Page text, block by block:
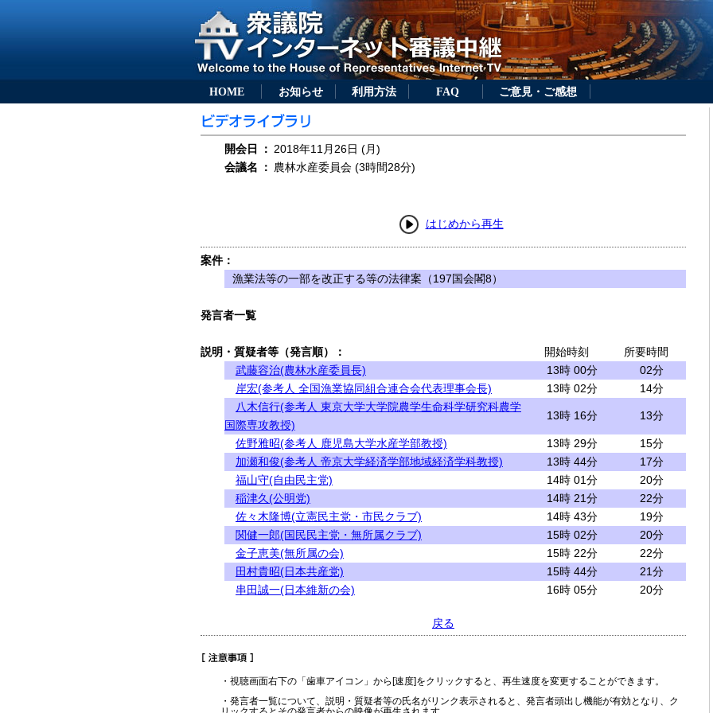
HOME お知らせ 利用方法 FAQ ご意見・ご感想
開会日 ： 2018年11月26日 (月)
会議名
： 農林水産委員会 (3時間28分)
はじめから再生
案件：
漁業法等の一部を改正する等の法律案（197国会閣8）
発言者一覧
説明・質疑者等（発言順）： 開始時刻
所要時間
武藤容治(農林水産委員長)
13時 00分
02分
岸宏(参考人 全国漁業協同組合連合会代表理事会長)
13時 02分
14分
八木信行(参考人 東京大学大学院農学生命科学研究科農学
国際専攻教授)
13時 16分 13分
佐野雅昭(参考人 鹿児島大学水産学部教授) 13時 29分
15分
加瀬和俊(参考人 帝京大学経済学部地域経済学科教授)
13時 44分
17分
福山守(自由民主党)
14時 01分
20分
稲津久(公明党)
14時 21分
22分
佐々木隆博(立憲民主党・市民クラブ)
14時 43分
19分
関健一郎(国民民主党・無所属クラブ)
15時 02分
20分
金子恵美(無所属の会)
15時 22分
22分
田村貴昭(日本共産党)
15時 44分
21分
串田誠一(日本維新の会)
16時 05分 20分
戻る
・視聴画面右下の「歯車アイコン」から[速度]をクリックすると、再生速度を変更することができます。
・発言者一覧について、説明・質疑者等の氏名がリンク表示されると、発言者頭出し機能が有効となり、ク